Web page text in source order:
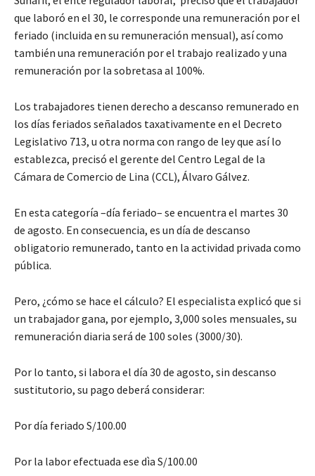
que laboró en el 30, le corresponde una remuneración por el
feriado (incluida en su remuneración mensual), así como
también una remuneración por el trabajo realizado y una
remuneración por la sobretasa al 100%.
Los trabajadores tienen derecho a descanso remunerado en
los días feriados señalados taxativamente en el Decreto
Legislativo 713, u otra norma con rango de ley que así lo
establezca, precisó el gerente del Centro Legal de la
Cámara de Comercio de Lina (CCL), Álvaro Gálvez.
En esta categoría –día feriado– se encuentra el martes 30
de agosto. En consecuencia, es un día de descanso
obligatorio remunerado, tanto en la actividad privada como
pública.
Pero, ¿cómo se hace el cálculo? El especialista explicó que si
un trabajador gana, por ejemplo, 3,000 soles mensuales, su
remuneración diaria será de 100 soles (3000/30).
Por lo tanto, si labora el día 30 de agosto, sin descanso
sustitutorio, su pago deberá considerar:
Por día feriado S/100.00
Por la labor efectuada ese dìa S/100.00